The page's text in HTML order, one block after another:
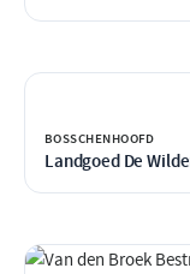
BOSSCHENHOOFD
Landgoed De